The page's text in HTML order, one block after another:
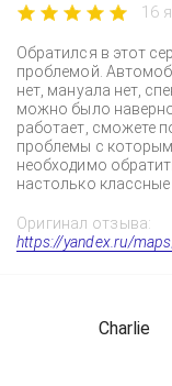
16
Обратился в этот
проблемой.
нет, мануала нет,
можно было
работает, сможете
проблемы с
необходимо
настолько
Оригинал отзыва:
https://yandex.ru/
Charlie